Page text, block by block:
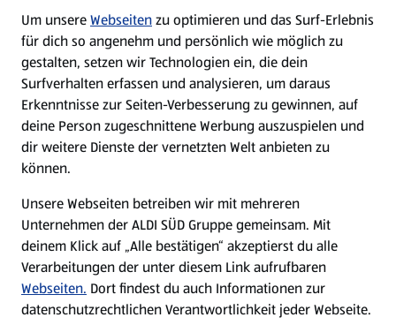
WhatsApp
Über ALDI SÜD
Filialen
Nachhaltigkeit
Karriere
Um unsereWebseitenzu optimieren und das Surf-Erlebnis
für dich so angenehm und persönlich wie möglich zu
gestalten, setzen wir Technologien ein, die dein
Surfverhalten erfassen und analysieren, um daraus
Erkenntnisse zur Seiten-Verbesserung zu gewinnen, auf
deine Person zugeschnittene Werbung auszuspielen und
dir weitere Dienste der vernetzten Welt anbieten zu
können.
Unsere Webseiten betreiben wir mit mehreren
Unternehmen der ALDI SÜD Gruppe gemeinsam. Mit
deinem Klick auf „Alle bestätigen“ akzeptierst du alle
Verarbeitungen der unter diesem Link aufrufbaren
Webseiten. Dort findest du auch Informationen zur
datenschutzrechtlichen Verantwortlichkeit jeder Webseite.